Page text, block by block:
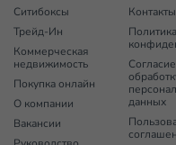
Ситибоксы
Трейд-Ин
Коммерческая
недвижимость
Покупка онлайн
О компании
Вакансии
Контакты
Политика
данных